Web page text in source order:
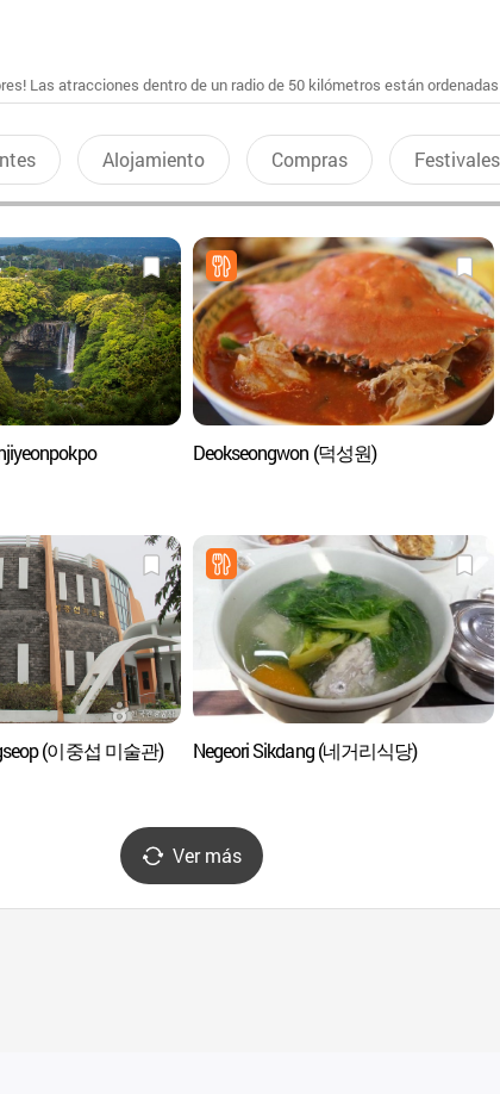
Las atracciones dentro de un radio de 50 kilómetros están
Alojamiento Compras
Deokseongwon (덕성원)
(이중섭 미술관) Negeori Sikdang (네거리식당)
Ver más